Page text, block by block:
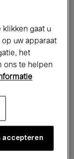
Music
klikken gaat u
uw apparaat
het
ons te helpen
accepteren